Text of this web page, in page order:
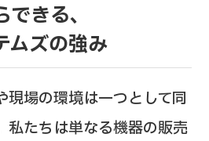
きる、
ムズの強み
現場の環境は一つとして同
私たちは単なる機器の販売